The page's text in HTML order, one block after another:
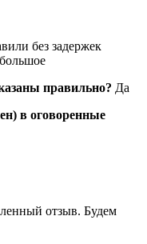
без задержек
правильно? Да
в оговоренные
отзыв. Будем